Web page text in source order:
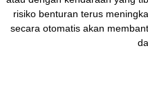
risiko benturan terus
secara otomatis akan